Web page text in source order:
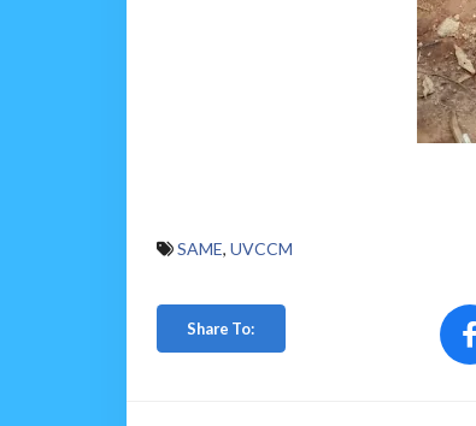
SAME, UVCCM
Share To: